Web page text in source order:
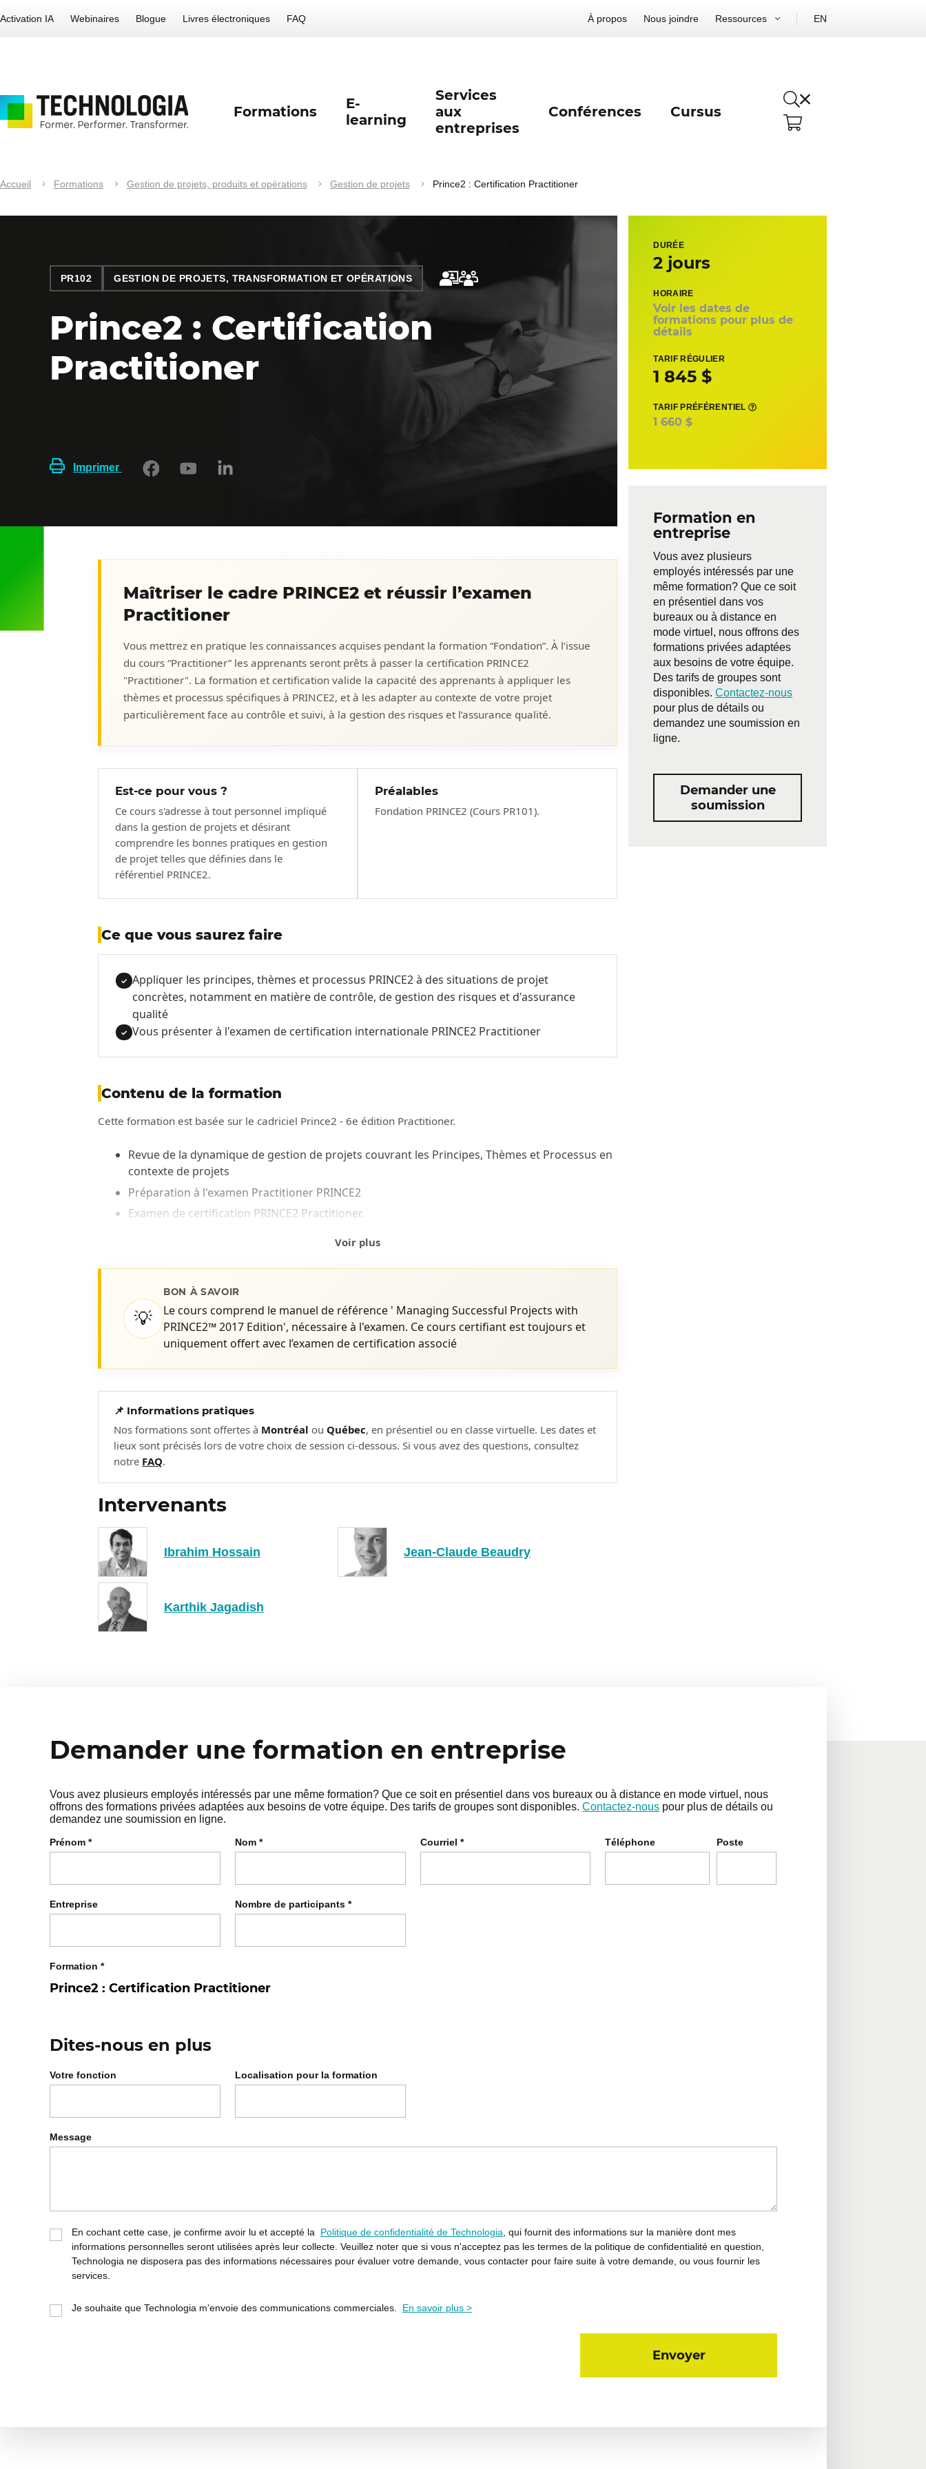
Activation IA Webinaires Blogue Livres électroniques FAQ À propos Nous joindre Ressources EN
Formations
E-
learning
Services
aux
entreprises
Conférences Cursus
Accueil Formations Gestion de projets, produits et opérations Gestion de projets Prince2 : Certification Practitioner
PR102 GESTION DE PROJETS, TRANSFORMATION ET OPÉRATIONS
Prince2 : Certification
Practitioner
Imprimer
Maîtriser le cadre PRINCE2 et réussir l’examen
Practitioner
Vous mettrez en pratique les connaissances acquises pendant la formation “Fondation”. À l’issue
du cours “Practitioner” les apprenants seront prêts à passer la certification PRINCE2
"Practitioner". La formation et certification valide la capacité des apprenants à appliquer les
thèmes et processus spécifiques à PRINCE2, et à les adapter au contexte de votre projet
particulièrement face au contrôle et suivi, à la gestion des risques et l’assurance qualité.
Est-ce pour vous ?
Ce cours s'adresse à tout personnel impliqué
dans la gestion de projets et désirant
comprendre les bonnes pratiques en gestion
de projet telles que définies dans le
référentiel PRINCE2.
Préalables
Fondation PRINCE2 (Cours PR101).
Ce que vous saurez faire
✓ Appliquer les principes, thèmes et processus PRINCE2 à des situations de projet
concrètes, notamment en matière de contrôle, de gestion des risques et d'assurance
qualité
✓ Vous présenter à l'examen de certification internationale PRINCE2 Practitioner
Contenu de la formation
Cette formation est basée sur le cadriciel Prince2 - 6e édition Practitioner.
Revue de la dynamique de gestion de projets couvrant les Principes, Thèmes et Processus en
contexte de projets
Préparation à l'examen Practitioner PRINCE2
Examen de certification PRINCE2 Practitioner.
Voir plus
💡
BON À SAVOIR
Le cours comprend le manuel de référence ' Managing Successful Projects with
PRINCE2™ 2017 Edition', nécessaire à l'examen. Ce cours certifiant est toujours et
uniquement offert avec l’examen de certification associé
📌 Informations pratiques
Nos formations sont offertes à Montréal ou Québec, en présentiel ou en classe virtuelle. Les dates et
lieux sont précisés lors de votre choix de session ci-dessous. Si vous avez des questions, consultez
notre FAQ.
Intervenants
Ibrahim Hossain Jean-Claude Beaudry
Karthik Jagadish
DURÉE
2 jours
HORAIRE
Voir les dates de
formations pour plus de
détails
TARIF RÉGULIER
1 845 $
TARIF PRÉFÉRENTIEL
1 660 $
Formation en
entreprise
Vous avez plusieurs
employés intéressés par une
même formation? Que ce soit
en présentiel dans vos
bureaux ou à distance en
mode virtuel, nous offrons des
formations privées adaptées
aux besoins de votre équipe.
Des tarifs de groupes sont
disponibles.Contactez-nous
pour plus de détails ou
demandez une soumission en
ligne.
Demander une
soumission
Demander une formation en entreprise
Vous avez plusieurs employés intéressés par une même formation? Que ce soit en présentiel dans vos bureaux ou à distance en mode virtuel, nous
offrons des formations privées adaptées aux besoins de votre équipe. Des tarifs de groupes sont disponibles. Contactez-nous pour plus de détails ou
demandez une soumission en ligne.
Prénom * Nom * Courriel * Téléphone Poste
Entreprise Nombre de participants *
Formation *
Dites-nous en plus
Votre fonction Localisation pour la formation
Message
En cochant cette case, je confirme avoir lu et accepté la Politique de confidentialité de Technologia , qui fournit des informations sur la manière dont mes
informations personnelles seront utilisées après leur collecte. Veuillez noter que si vous n'acceptez pas les termes de la politique de confidentialité en question,
Technologia ne disposera pas des informations nécessaires pour évaluer votre demande, vous contacter pour faire suite à votre demande, ou vous fournir les
services.
Je souhaite que Technologia m'envoie des communications commerciales. En savoir plus >